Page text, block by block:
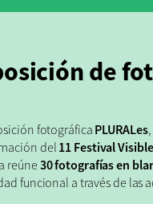
de
fotográfica PLURALes
del 11 Festival
reúne 30 fotografías en
funcional a través de las